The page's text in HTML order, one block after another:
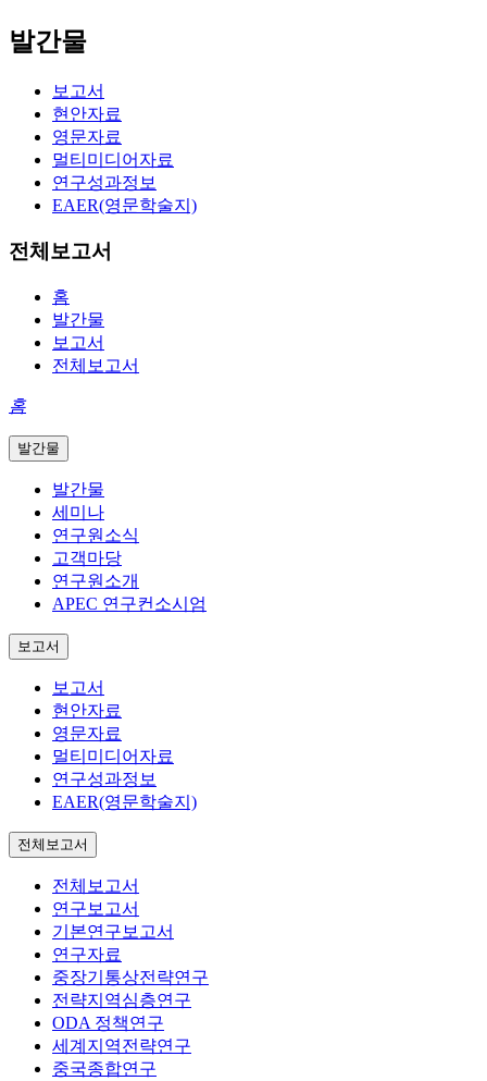
발간물
보고서
현안자료
영문자료
멀티미디어자료
연구성과정보
EAER(영문학술지)
전체보고서
홈
발간물
보고서
전체보고서
홈
발간물
발간물
세미나
연구원소식
고객마당
연구원소개
APEC 연구컨소시엄
보고서
보고서
현안자료
영문자료
멀티미디어자료
연구성과정보
EAER(영문학술지)
전체보고서
전체보고서
연구보고서
기본연구보고서
연구자료
중장기통상전략연구
전략지역심층연구
ODA 정책연구
세계지역전략연구
중국종합연구